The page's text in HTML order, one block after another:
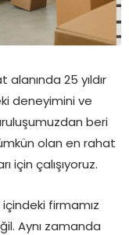
25 yıldır
deneyimini ve
beri
olan en rahat
için çalışıyoruz.
firmamız
Aynı zamanda